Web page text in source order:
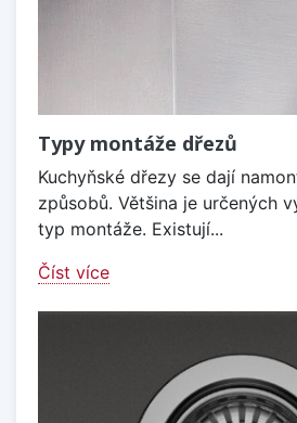
Typy montáže dřezů
Kuchyňské dřezy se dají
způsobů. Většina je určených
typ montáže. Existují...
Číst více